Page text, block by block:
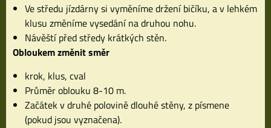
Ve středu jízdárny si vyměníme držení bičíku, a v lehkém
klusu změníme vysedání na druhou nohu.
Návěští před středy krátkých stěn.
Obloukem změnit směr
krok, klus, cval
Průměr oblouku 8-10 m.
Začátek v druhé polovině dlouhé stěny, z písmene
(pokud jsou vyznačena).